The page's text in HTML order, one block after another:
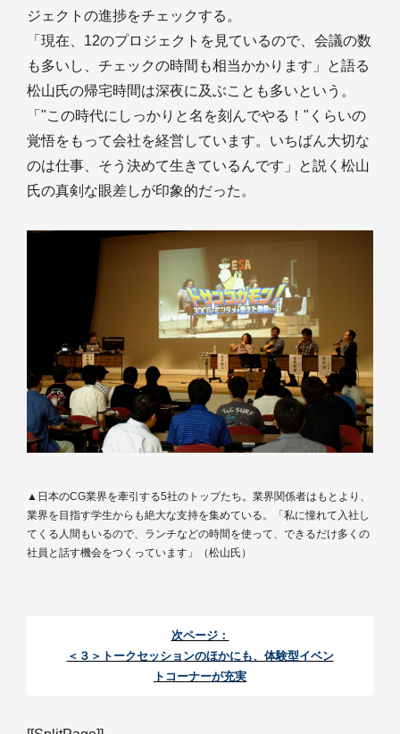
ジェクトの進捗をチェックする。
「現在、12のプロジェクトを見ているので、会議の数
も多いし、チェックの時間も相当かかります」と語る
松山氏の帰宅時間は深夜に及ぶことも多いという。
「"この時代にしっかりと名を刻んでやる！"くらいの
覚悟をもって会社を経営しています。いちばん大切な
のは仕事、そう決めて生きているんです」と説く松山
氏の真剣な眼差しが印象的だった。
▲日本のCG業界を牽引する5社のトップたち。業界関係者はもとより、
業界を目指す学生からも絶大な支持を集めている。「私に憧れて入社し
てくる人間もいるので、ランチなどの時間を使って、できるだけ多くの
社員と話す機会をつくっています」（松山氏）
次ページ：
＜３＞トークセッションのほかにも、体験型イベン
トコーナーが充実